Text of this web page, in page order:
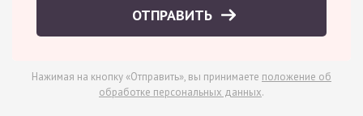
ОТПРАВИТЬ
Нажимая на кнопку «Отправить», вы принимаете положение об
обработке персональных данных.